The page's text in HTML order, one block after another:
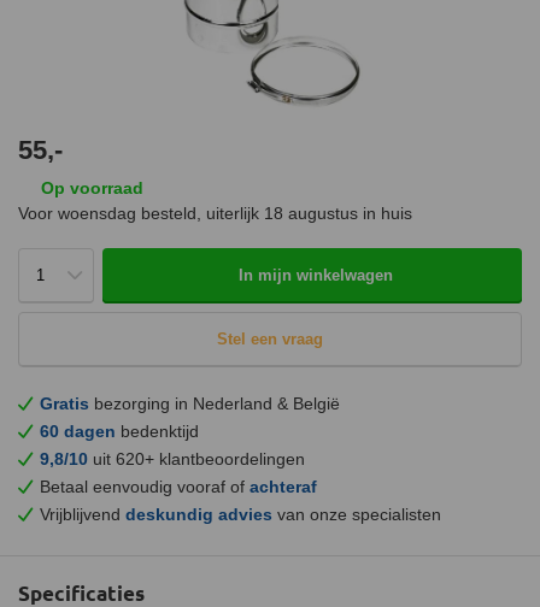
55,-
Op voorraad
Voor woensdag besteld, uiterlijk 18 augustus in huis
In mijn winkelwagen
Stel een vraag
Gratis bezorging in Nederland & België
60 dagen bedenktijd
9,8/10 uit 620+ klantbeoordelingen
Betaal eenvoudig vooraf of achteraf
Vrijblijvend deskundig advies van onze specialisten
Specificaties